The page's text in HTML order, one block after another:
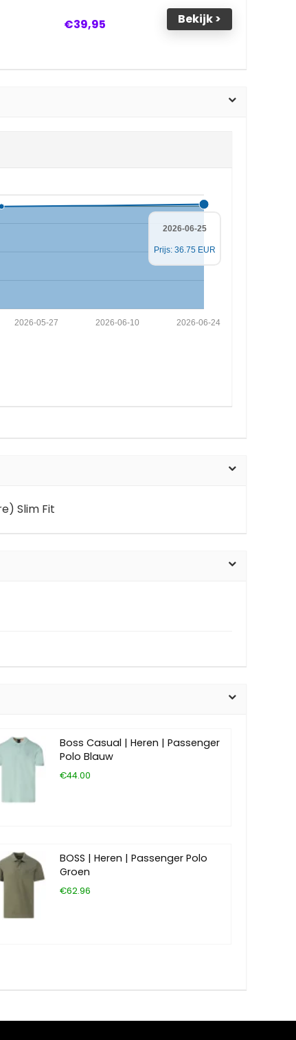
€39,95 Bekijk >
2026-06-24
2026-06-10
2026-05-27
2026-06-25
Prijs: 36.75 EUR
Slim Fit
Boss Casual | Heren | Passenger
Polo Blauw
€44.00
BOSS | Heren | Passenger Polo
Groen
€62.96